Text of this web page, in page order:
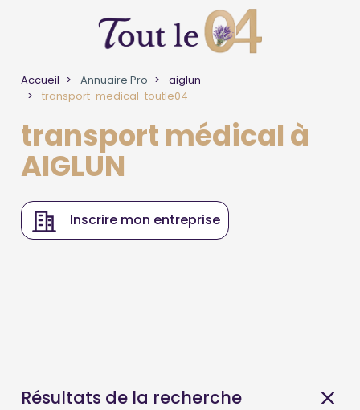
Accueil Annuaire Pro
aiglun
transport-medical-toutle04
transport médical à
AIGLUN
Inscrire mon entreprise
Résultats de la recherche